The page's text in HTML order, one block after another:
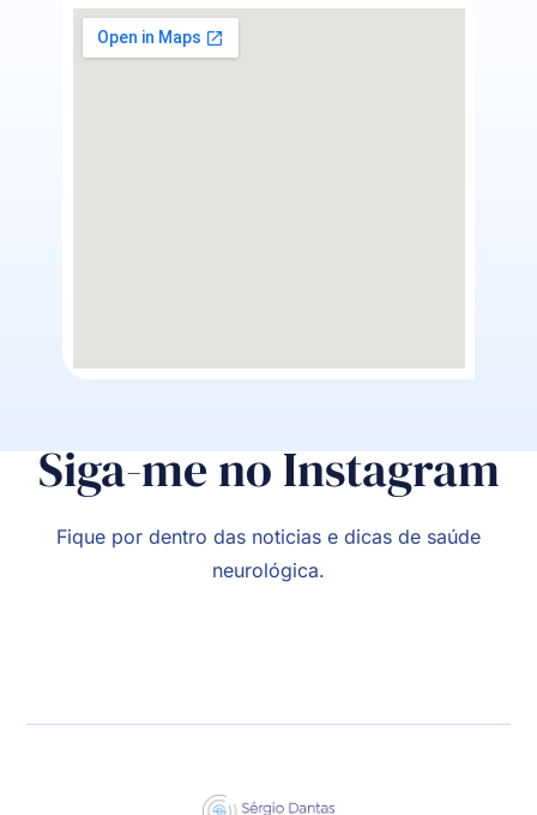
Siga-me no Instagram
Fique por dentro das noticias e dicas de saúde
neurológica.